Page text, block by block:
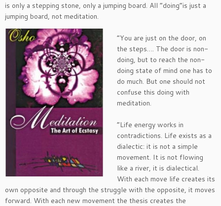
is only a stepping stone, only a jumping board. All “doing”is just a
jumping board, not meditation.
“You are just on the door, on
the steps…. The door is non-
doing, but to reach the non-
doing state of mind one has to
do much. But one should not
confuse this doing with
meditation.
“Life energy works in
contradictions. Life exists as a
dialectic: it is not a simple
movement. It is not flowing
like a river, it is dialectical.
With each move life creates its
own opposite and through the struggle with the opposite, it moves
forward. With each new movement the thesis creates the